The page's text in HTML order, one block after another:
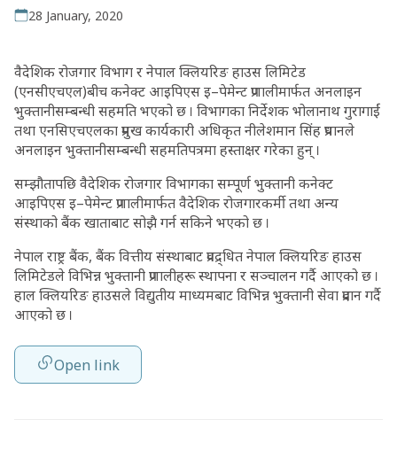
28 January, 2020
वैदेशिक रोजगार विभाग र नेपाल क्लियरिङ हाउस लिमिटेड
(एनसीएचएल)बीच कनेक्ट आइपिएस इ–पेमेन्ट प्रणालीमार्फत अनलाइन
भुक्तानीसम्बन्धी सहमति भएको छ । विभागका निर्देशक भोलानाथ गुरागाईं
तथा एनसिएचएलका प्रमुख कार्यकारी अधिकृत नीलेशमान सिंह प्रधानले
अनलाइन भुक्तानीसम्बन्धी सहमतिपत्रमा हस्ताक्षर गरेका हुन् ।
सम्झौतापछि वैदेशिक रोजगार विभागका सम्पूर्ण भुक्तानी कनेक्ट
आइपिएस इ–पेमेन्ट प्रणालीमार्फत वैदेशिक रोजगारकर्मी तथा अन्य
संस्थाको बैंक खाताबाट सोझै गर्न सकिने भएको छ ।
नेपाल राष्ट्र बैंक, बैंक वित्तीय संस्थाबाट प्रवद्र्धित नेपाल क्लियरिङ हाउस
लिमिटेडले विभिन्न भुक्तानी प्रणालीहरू स्थापना र सञ्चालन गर्दै आएको छ ।
हाल क्लियरिङ हाउसले विद्युतीय माध्यमबाट विभिन्न भुक्तानी सेवा प्रदान गर्दै
आएको छ ।
Open link